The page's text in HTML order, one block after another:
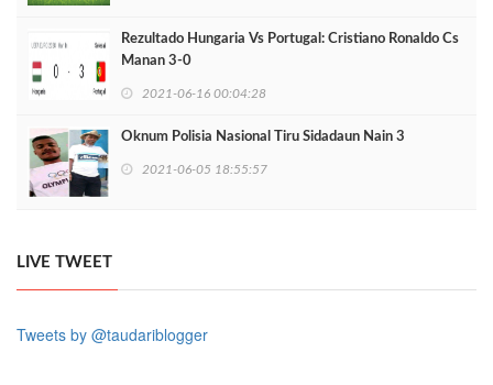
Rezultado Hungaria Vs Portugal: Cristiano Ronaldo Cs
Manan 3-0
2021-06-16 00:04:28
Oknum Polisia Nasional Tiru Sidadaun Nain 3
2021-06-05 18:55:57
LIVE TWEET
Tweets by @taudariblogger